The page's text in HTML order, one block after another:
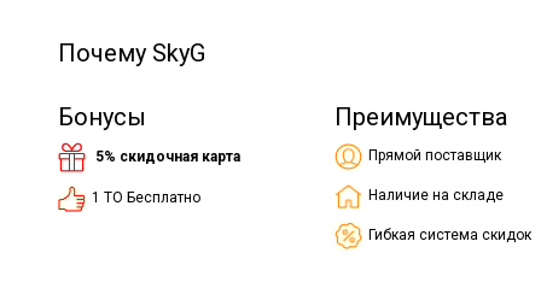
Почему SkyG
Бонусы
5% скидочная карта
1 ТО Бесплатно
Преимущества
Прямой поставщик
Наличие на складе
Гибкая система скидок